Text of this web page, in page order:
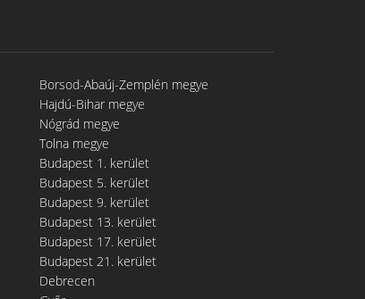
Borsod-Abaúj-Zemplén megye
Hajdú-Bihar megye
Nógrád megye
Tolna megye
Budapest 1. kerület
Budapest 5. kerület
Budapest 9. kerület
Budapest 13. kerület
Budapest 17. kerület
Budapest 21. kerület
Debrecen